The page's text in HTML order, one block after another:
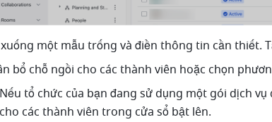
một mẫu trống và điền thông tin cần thiết.
bổ chỗ ngồi cho các thành viên hoặc chọn
Nếu tổ chức của bạn đang sử dụng một gói dịch
cho các thành viên trong cửa sổ bật lên.